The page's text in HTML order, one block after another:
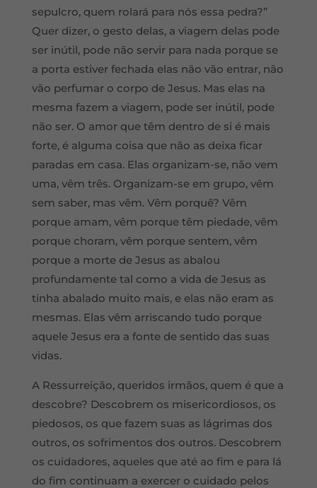
sepulcro, quem rolará para nós essa pedra?”
Quer dizer, o gesto delas, a viagem delas pode
ser inútil, pode não servir para nada porque se
a porta estiver fechada elas não vão entrar, não
vão perfumar o corpo de Jesus. Mas elas na
mesma fazem a viagem, pode ser inútil, pode
não ser. O amor que têm dentro de si é mais
forte, é alguma coisa que não as deixa ficar
paradas em casa. Elas organizam-se, não vem
uma, vêm três. Organizam-se em grupo, vêm
sem saber, mas vêm. Vêm porquê? Vêm
porque amam, vêm porque têm piedade, vêm
porque choram, vêm porque sentem, vêm
porque a morte de Jesus as abalou
profundamente tal como a vida de Jesus as
tinha abalado muito mais, e elas não eram as
mesmas. Elas vêm arriscando tudo porque
aquele Jesus era a fonte de sentido das suas
vidas.
A Ressurreição, queridos irmãos, quem é que a
descobre? Descobrem os misericordiosos, os
piedosos, os que fazem suas as lágrimas dos
outros, os sofrimentos dos outros. Descobrem
os cuidadores, aqueles que até ao fim e para lá
do fim continuam a exercer o cuidado pelos